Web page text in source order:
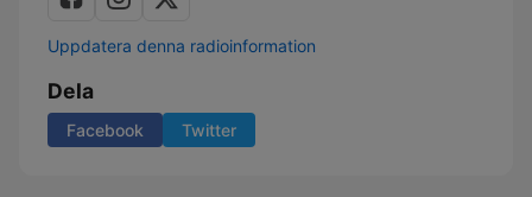
Uppdatera denna radioinformation
Dela
Facebook Twitter